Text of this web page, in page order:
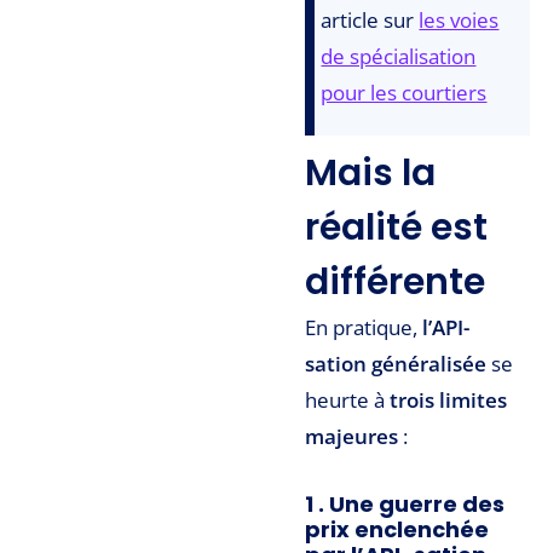
article sur les voies
de spécialisation
pour les courtiers
Mais la
réalité est
différente
En pratique, l’API-
sation généralisée se
heurte à trois limites
majeures:
1 . Une guerre des
prix enclenchée